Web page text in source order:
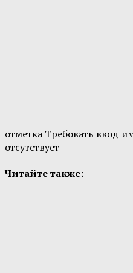
отметка Требовать ввод
отсутствует
Читайте также: